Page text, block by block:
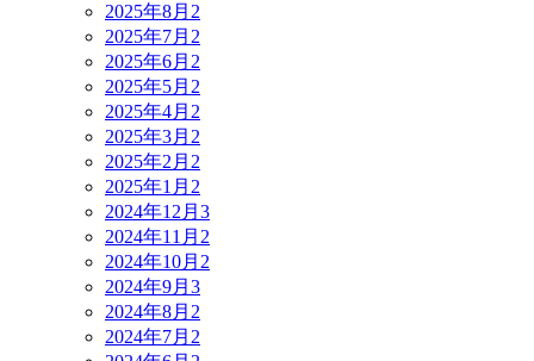
2025年8月 2
2025年7月 2
2025年6月 2
2025年5月 2
2025年4月 2
2025年3月 2
2025年2月 2
2025年1月 2
2024年12月 3
2024年11月 2
2024年10月 2
2024年9月 3
2024年8月 2
2024年7月 2